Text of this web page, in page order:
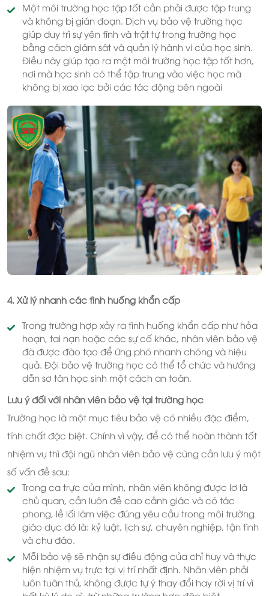
Một môi trường học tập tốt cần phải được tập trung
và không bị gián đoạn. Dịch vụ bảo vệ trường học
giúp duy trì sự yên tĩnh và trật tự trong trường học
bằng cách giám sát và quản lý hành vi của học sinh.
Điều này giúp tạo ra một môi trường học tập tốt hơn,
nơi mà học sinh có thể tập trung vào việc học mà
không bị xao lạc bởi các tác động bên ngoài
4. Xử lý nhanh các tình huống khẩn cấp
Trong trường hợp xảy ra tình huống khẩn cấp như hỏa
hoạn, tai nạn hoặc các sự cố khác, nhân viên bảo vệ
đã được đào tạo để ứng phó nhanh chóng và hiệu
quả. Đội bảo vệ trường học có thể tổ chức và hướng
dẫn sơ tán học sinh một cách an toàn.
Lưu ý đối với nhân viên bảo vệ tại trường học
Trường học là một mục tiêu bảo vệ có nhiều đặc điểm,
tính chất đặc biệt. Chính vì vậy, để có thể hoàn thành tốt
nhiệm vụ thì đội ngũ nhân viên bảo vệ cũng cần lưu ý một
số vấn đề sau:
Trong ca trực của mình, nhân viên không được lơ là
chủ quan, cần luôn đề cao cảnh giác và có tác
phong, lề lối làm việc đúng yêu cầu trong môi trường
giáo dục đó là: kỷ luật, lịch sự, chuyên nghiệp, tận tình
và chu đáo.
Mỗi bảo vệ sẽ nhận sự điều động của chỉ huy và thực
hiện nhiệm vụ trực tại vị trí nhất định. Nhân viên phải
luôn tuân thủ, không được tự ý thay đổi hay rời vị trí vì